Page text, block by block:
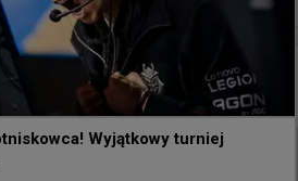
godzinę temu
Wyjątkowy turniej